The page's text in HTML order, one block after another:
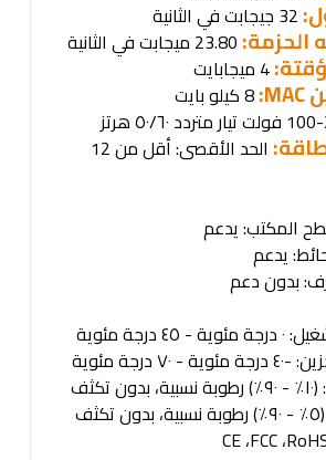
الحزمة:
4 ميجابايت
MAC:
8كيلو بايت
متردد ٥٠/٦٠ هرتز
الحد الأقصى: أقل من 12
المكتب: يدعم
يدعم
بدون دعم
مئوية
درجة مئوية
،FCC،